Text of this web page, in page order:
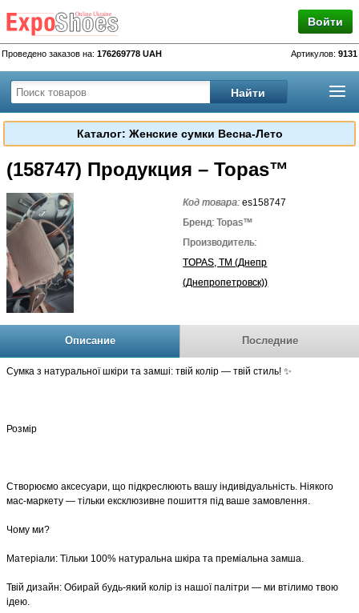
Войти
Проведено заказов на: 176269778 UAH Артикулов: 9131
Каталог: Женские сумки Весна-Лето
(158747) Продукция – Topas™
Код товара:es158747
Бренд: Topas™
Производитель:
TOPAS, TM (Днепр
(Днепропетровск))
Описание Последние
​Сумка з натуральної шкіри та замші: твій колір — твій стиль! ✨
Розмір
​Створюємо аксесуари, що підкреслюють вашу індивідуальність. Ніякого
мас-маркету — тільки ексклюзивне пошиття під ваше замовлення.
​Чому ми?
​Матеріали: Тільки 100% натуральна шкіра та преміальна замша.
​Твій дизайн: Обирай будь-який колір із нашої палітри — ми втілимо твою
ідею.